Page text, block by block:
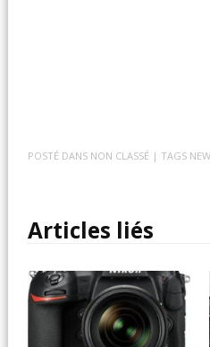
POSTÉ DANS NON CLASSÉ | TAGS
Articles liés